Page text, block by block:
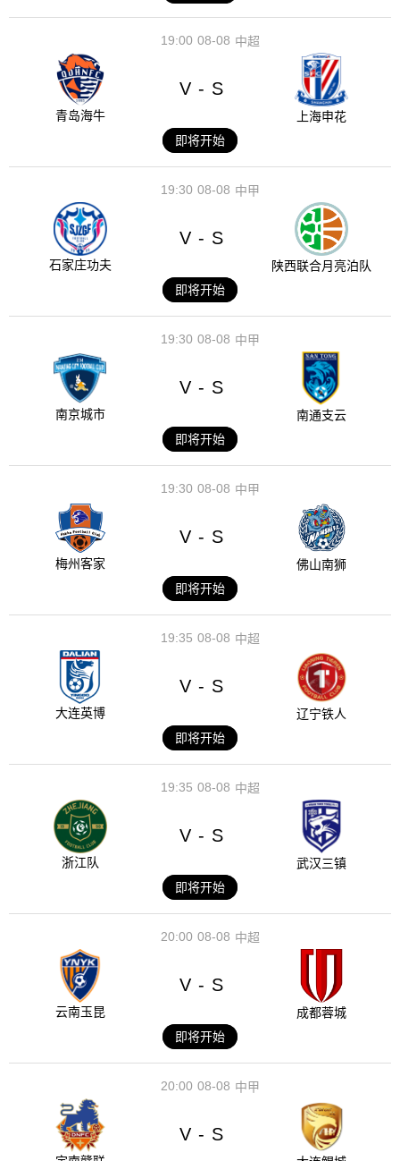
08-08
19:00 中超
青岛海牛
V - S
上海申花
即将开始
08-08
19:30 中甲
石家庄功夫
V - S
陕西联合月亮泊队
即将开始
08-08
19:30 中甲
南京城市
V - S
南通支云
即将开始
08-08
19:30 中甲
梅州客家
V - S
佛山南狮
即将开始
08-08
19:35 中超
大连英博
V - S
辽宁铁人
即将开始
08-08
19:35 中超
浙江队
V - S
武汉三镇
即将开始
08-08
20:00 中超
云南玉昆
V - S
成都蓉城
即将开始
08-08
20:00 中甲
V - S